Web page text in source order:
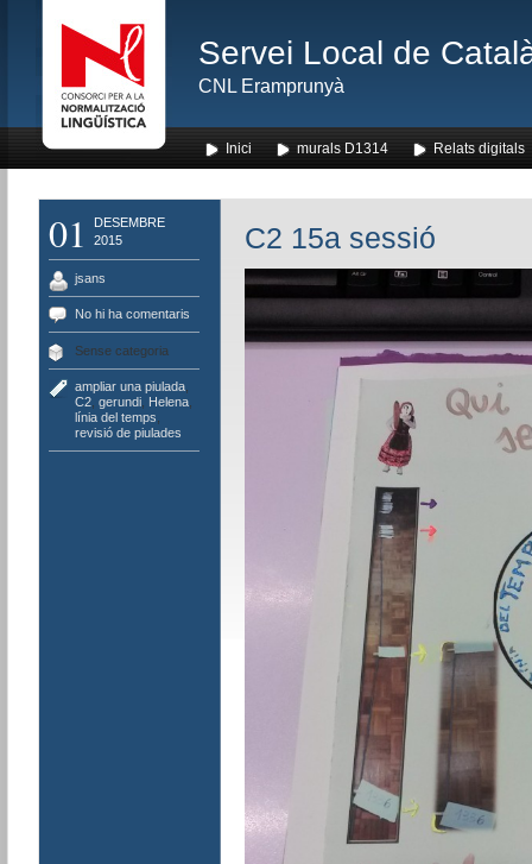
Servei Local de
CNL Eramprunyà
Inici murals D1314 Relats digitals
01
DESEMBRE
2015
jsans
No hi ha comentaris
Sense categoria
ampliar una piulada,
C2, gerundi, Helena,
línia del temps
revisió de piulades
C2 15a sessió